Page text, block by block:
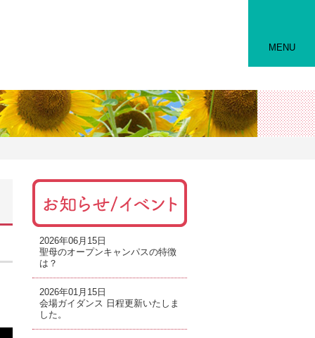
MENU
2026年06月15日
聖母のオープンキャンパスの特徴
は？
2026年01月15日
会場ガイダンス 日程更新いたしま
した。